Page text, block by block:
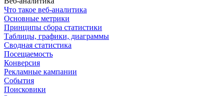
Что такое веб-аналитика
Основные метрики
Принципы сбора статистики
Таблицы, графики, диаграммы
Сводная статистика
Посещаемость
Конверсия
Рекламные кампании
События
Поисковики